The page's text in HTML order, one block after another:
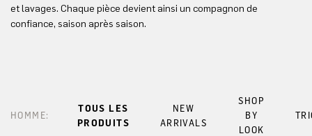
et lavages. Chaque pièce devient ainsi un compagnon de
confiance, saison après saison.
HOMME:
TOUS LES
PRODUITS
NEW
ARRIVALS
SHOP
BY
LOOK